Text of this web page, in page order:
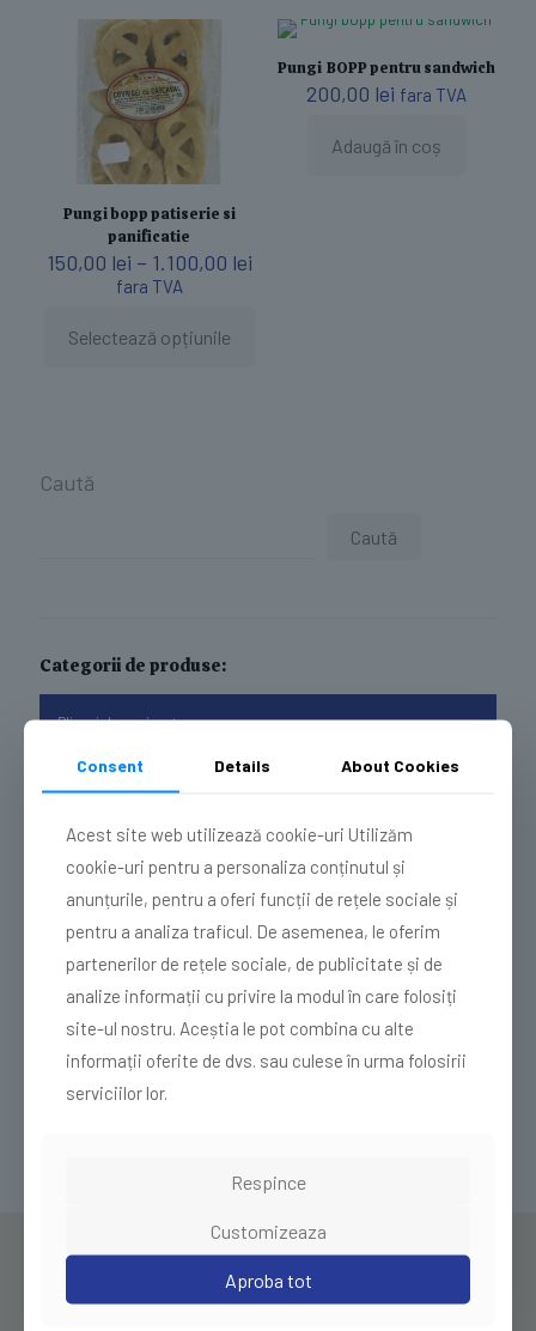
Pungi bopp patiserie si
panificatie
150,00 lei – 1.100,00 leiInterval
fara TVA
Selectează opțiunile
Acest
Opțiunile
Pungi BOPP pentru sandwich
200,00 lei fara TVA
Adaugă în coș
Caută
Caută
Categorii de produse:
Plicuri de curierat
Port document AWB
Plicuri de curierat cu mâner
Plicuri de curierat cu serie și cod de bare
Plicuri Antișoc Kraft
Plicuri din folie cu bule de aer
Folie cu bule
Pungi din folie cu bule de aer
Plicuri de curierat cu dublu sigiliu perforat
Sacoșe de hârtie cu mâner plat
Pungi transport catering din polietilenă cu sigiliu și perforare
Pungi cu clapetă adezivă
Pungi transport catering din folie alb-negru cu sigiliu și
perforare
Consent Details About Cookies
Acest site web utilizează cookie-uri Utilizăm
cookie-uri pentru a personaliza conținutul și
anunțurile, pentru a oferi funcții de rețele sociale și
pentru a analiza traficul. De asemenea, le oferim
partenerilor de rețele sociale, de publicitate și de
analize informații cu privire la modul în care folosiți
site-ul nostru. Aceștia le pot combina cu alte
informații oferite de dvs. sau culese în urma folosirii
serviciilor lor.
Respince
Customizeaza
Aproba tot